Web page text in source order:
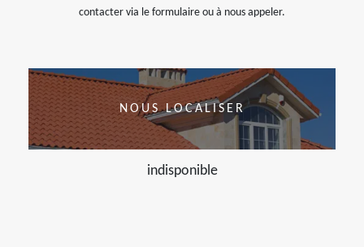
contacter via le formulaire ou à nous appeler.
NOUS LOCALISER
indisponible